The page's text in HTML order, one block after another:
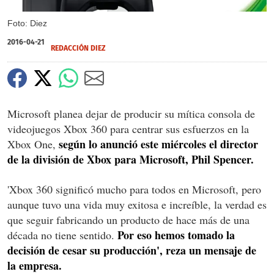
Foto: Diez
2016-04-21
REDACCIÓN DIEZ
Microsoft planea dejar de producir su mítica consola de
videojuegos Xbox 360 para centrar sus esfuerzos en la
Xbox One, según lo anunció este miércoles el director
de la división de Xbox para Microsoft, Phil Spencer.
'Xbox 360 significó mucho para todos en Microsoft, pero
aunque tuvo una vida muy exitosa e increíble, la verdad es
que seguir fabricando un producto de hace más de una
década no tiene sentido. Por eso hemos tomado la
decisión de cesar su producción', reza un mensaje de
la empresa.